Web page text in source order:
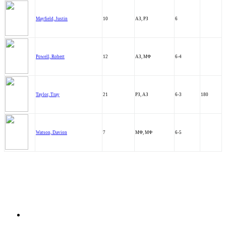
Mayfield, Justin 10 АЗ, РЗ 6
Powell, Robert 12 АЗ, МФ 6-4
Taylor, Tray 21 РЗ, АЗ 6-3 180
Watson, Davion 7 МФ, МФ 6-5